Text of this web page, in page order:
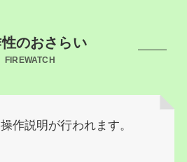
のおさらい
FIREWATCH
作説明が行われます。